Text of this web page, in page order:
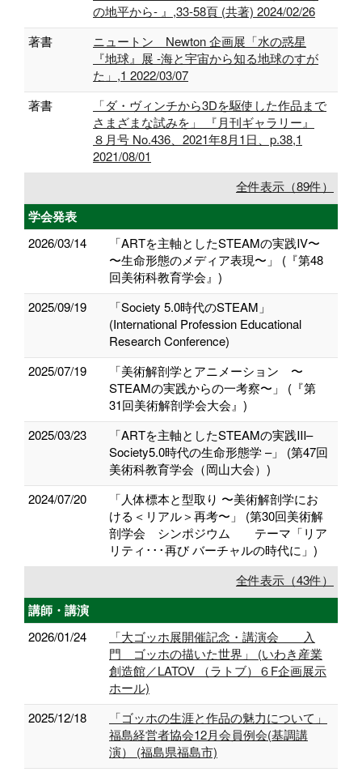
の地平から- 』,33-58頁 (共著) 2024/02/26
著書
ニュートン Newton 企画展「水の惑星
『地球』展 -海と宇宙から知る地球のすが
た」,1 2022/03/07
著書
「ダ・ヴィンチから3Dを駆使した作品まで
さまざまな試みを」 『月刊ギャラリー』
８月号 No.436、2021年8月1日、p.38,1
2021/08/01
全件表示（89件）
学会発表
2026/03/14
「ARTを主軸としたSTEAMの実践Ⅳ〜
〜生命形態のメディア表現〜」 (『第48
回美術科教育学会』)
2025/09/19
「Society 5.0時代のSTEAM」
(International Profession Educational
Research Conference)
2025/07/19
「美術解剖学とアニメーション 〜
STEAMの実践からの一考察〜」 (『第
31回美術解剖学会大会』)
2025/03/23
「ARTを主軸としたSTEAMの実践Ⅲ–
Society5.0時代の生命形態学 –」 (第47回
美術科教育学会（岡山大会）)
2024/07/20
「人体標本と型取り 〜美術解剖学にお
ける＜リアル＞再考〜」 (第30回美術解
剖学会 シンポジウム テーマ「リア
リティ･･･再び バーチャルの時代に」)
全件表示（43件）
講師・講演
2026/01/24
「大ゴッホ展開催記念・講演会 入
門 ゴッホの描いた世界」 (いわき産業
創造館／LATOV （ラトブ）６F企画展示
ホール)
2025/12/18
「ゴッホの生涯と作品の魅力について」
福島経営者協会12月会員例会(基調講
演） (福島県福島市)